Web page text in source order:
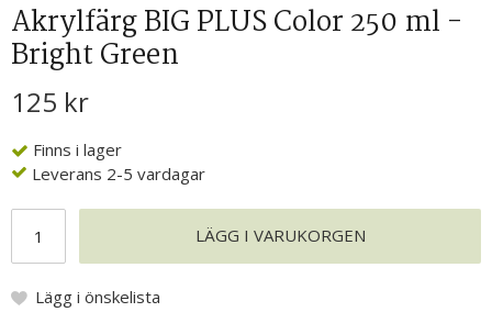
Akrylfärg BIG PLUS Color 250 ml -
Bright Green
125 kr
Finns i lager
Leverans 2-5 vardagar
LÄGG I VARUKORGEN
Lägg i önskelista